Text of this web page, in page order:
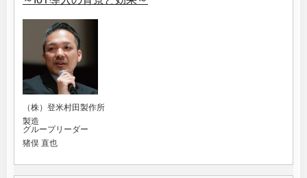
（株）登米村田製作所
製造
グループリーダー
猪俣 直也